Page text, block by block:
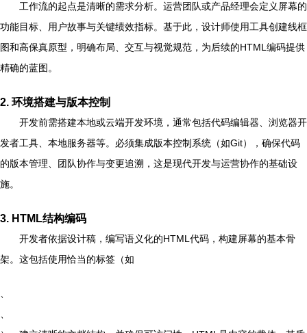
工作流的起点是清晰的需求分析。运营团队或产品经理会定义屏幕的
功能目标、用户故事与关键绩效指标。基于此，设计师使用工具创建线框
图和高保真原型，明确布局、交互与视觉规范，为后续的HTML编码提供
精确的蓝图。
2. 环境搭建与版本控制
开发前需搭建本地或云端开发环境，通常包括代码编辑器、浏览器开
发者工具、本地服务器等。必须集成版本控制系统（如Git），确保代码
的版本管理、团队协作与变更追溯，这是现代开发与运营协作的基础设
施。
3. HTML结构编码
开发者依据设计稿，编写语义化的HTML代码，构建屏幕的基本骨
架。这包括使用恰当的标签（如
、
、